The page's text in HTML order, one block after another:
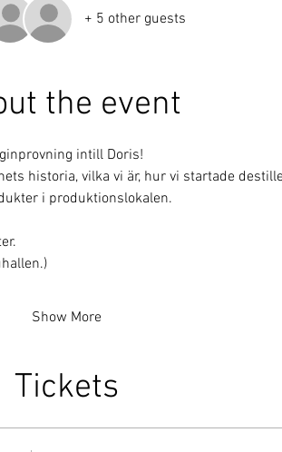
+ 5 other guests
the event
intill Doris!
historia, vilka vi är, hur vi startade
i produktionslokalen.
Show More
Tickets